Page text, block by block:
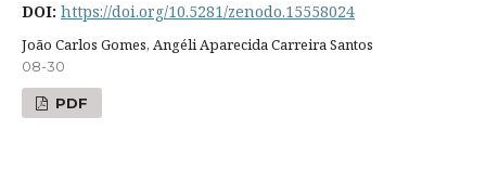
DOI: https://doi.org/10.5281/zenodo.15558024
João Carlos Gomes, Angéli Aparecida Carreira Santos
08-30
PDF